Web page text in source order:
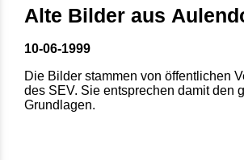
Alte Bilder aus
10-06-1999
Die Bilder stammen von öffentlichen
des SEV. Sie entsprechen damit den
Grundlagen.